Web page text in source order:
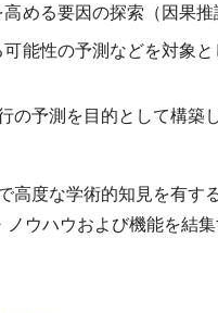
める要因の探索（因果
能性の予測などを対象
の予測を目的として構
高度な学術的知見を有
ウハウおよび機能を結